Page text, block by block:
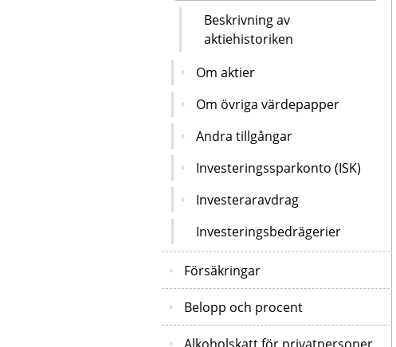
Beskrivning av
aktiehistoriken
Om aktier
Om övriga värdepapper
Andra tillgångar
Investeringssparkonto (ISK)
Investeraravdrag
Investeringsbedrägerier
Försäkringar
Belopp och procent
Alkoholskatt för privatpersoner